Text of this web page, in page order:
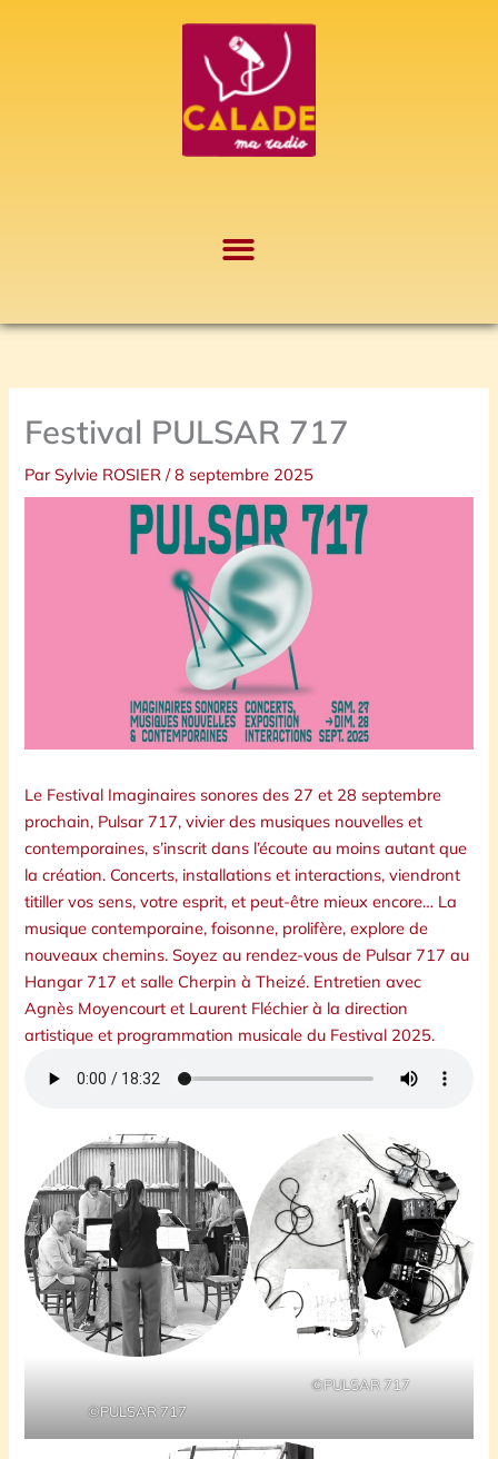
Festival PULSAR 717
ParSylvie ROSIER/8 septembre 2025
Le Festival Imaginaires sonores des 27 et 28 septembre
prochain, Pulsar 717, vivier des musiques nouvelles et
contemporaines, s’inscrit dans l’écoute au moins autant que
la création. Concerts, installations et interactions, viendront
titiller vos sens, votre esprit, et peut-être mieux encore… La
musique contemporaine, foisonne, prolifère, explore de
nouveaux chemins. Soyez au rendez-vous de Pulsar 717 au
Hangar 717 et salle Cherpin à Theizé. Entretien avec
Agnès Moyencourt et Laurent Fléchier à la direction
artistique et programmation musicale du Festival 2025.
©PULSAR 717
©PULSAR 717